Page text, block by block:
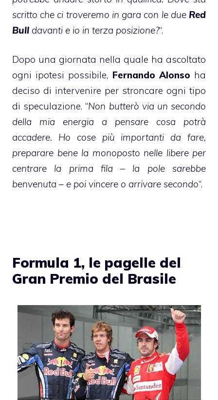
scritto che ci troveremo in gara con le dueRed
Bull davanti e io in terza posizione?“.
Dopo una giornata nella quale ha ascoltato
ogni ipotesi possibile, Fernando Alonso ha
deciso di intervenire per stroncare ogni tipo
di speculazione. “Non butterò via un secondo
della mia energia a pensare cosa potrà
accadere. Ho cose più importanti da fare,
preparare bene la monoposto nelle libere per
centrare la prima fila – la pole sarebbe
benvenuta – e poi vincere o arrivare secondo“.
Formula 1, le pagelle del
Gran Premio del Brasile